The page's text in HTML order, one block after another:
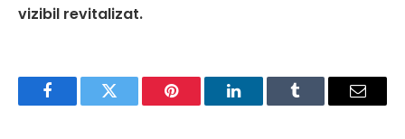
vizibil revitalizat.
FacebookTwitter Pinterest LinkedInTumblr Email